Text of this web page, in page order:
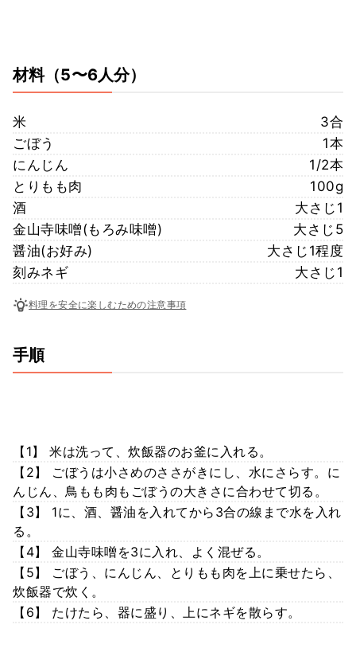
材料（5〜6人分）
米
3合
ごぼう
1本
にんじん
1/2本
とりもも肉
100g
酒
大さじ1
金山寺味噌(もろみ味噌)
大さじ5
醤油(お好み)
大さじ1程度
刻みネギ
大さじ1
料理を安全に楽しむための注意事項
手順
【1】 米は洗って、炊飯器のお釜に入れる。
【2】 ごぼうは小さめのささがきにし、水にさらす。に
んじん、鳥もも肉もごぼうの大きさに合わせて切る。
【3】 1に、酒、醤油を入れてから3合の線まで水を入れ
る。
【4】 金山寺味噌を3に入れ、よく混ぜる。
【5】 ごぼう、にんじん、とりもも肉を上に乗せたら、
炊飯器で炊く。
【6】 たけたら、器に盛り、上にネギを散らす。